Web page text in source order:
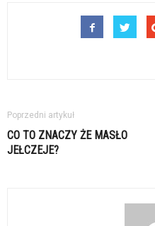
Poprzedni artykuł
CO TO ZNACZY ŻE MASŁO
JEŁCZEJE?